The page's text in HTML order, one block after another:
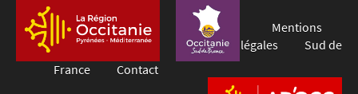
Mentions
légales
Sud de
France
Contact